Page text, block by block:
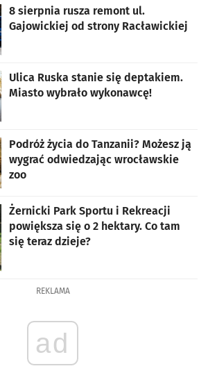
8 sierpnia rusza remont ul.
Gajowickiej od strony Racławickiej
Ulica Ruska stanie się deptakiem.
Miasto wybrało wykonawcę!
Podróż życia do Tanzanii? Możesz ją
wygrać odwiedzając wrocławskie
zoo
Żernicki Park Sportu i Rekreacji
powiększa się o 2 hektary. Co tam
się teraz dzieje?
REKLAMA
ad